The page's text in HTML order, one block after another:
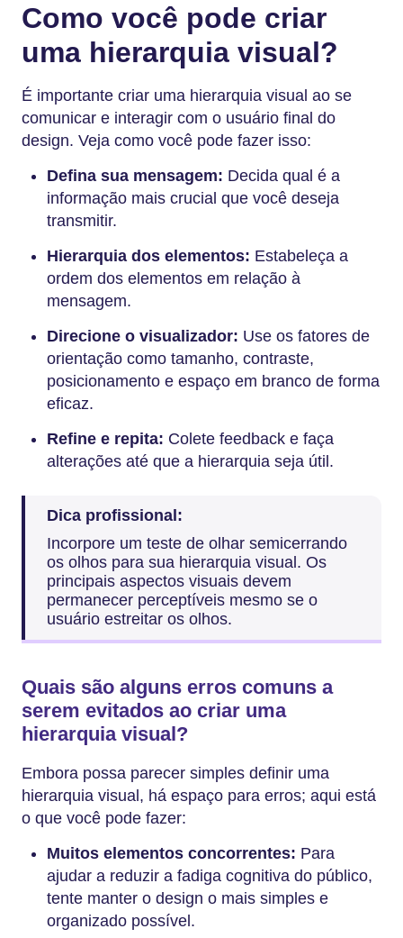
Como você pode criar
uma hierarquia visual?
É importante criar uma hierarquia visual ao se
comunicar e interagir com o usuário final do
design. Veja como você pode fazer isso:
Defina sua mensagem: Decida qual é a
informação mais crucial que você deseja
transmitir.
Hierarquia dos elementos: Estabeleça a
ordem dos elementos em relação à
mensagem.
Direcione o visualizador: Use os fatores de
orientação como tamanho, contraste,
posicionamento e espaço em branco de forma
eficaz.
Refine e repita: Colete feedback e faça
alterações até que a hierarquia seja útil.
Dica profissional:
Incorpore um teste de olhar semicerrando
os olhos para sua hierarquia visual. Os
principais aspectos visuais devem
permanecer perceptíveis mesmo se o
usuário estreitar os olhos.
Quais são alguns erros comuns a
serem evitados ao criar uma
hierarquia visual?
Embora possa parecer simples definir uma
hierarquia visual, há espaço para erros; aqui está
o que você pode fazer:
Muitos elementos concorrentes: Para
ajudar a reduzir a fadiga cognitiva do público,
tente manter o design o mais simples e
organizado possível.